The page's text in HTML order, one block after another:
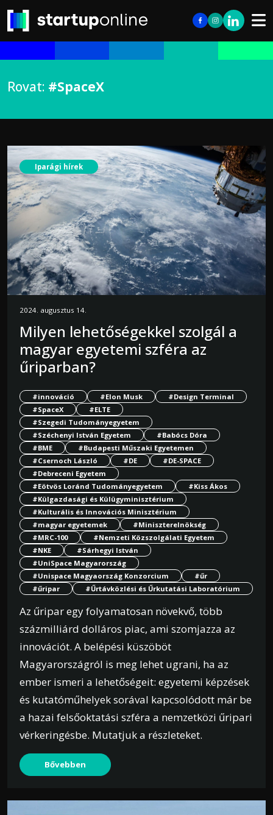
Rovat: #SpaceX
Iparági hírek
2024. augusztus 14.
Milyen lehetőségekkel szolgál a
magyar egyetemi szféra az
űriparban?
#innováció #Elon Musk
#Design Terminal
#SpaceX
#ELTE
#Szegedi Tudományegyetem
#Széchenyi István Egyetem
#Babócs Dóra
#BME
#Budapesti Műszaki Egyetemen
#Csernoch László
#DE
#DE-SPACE
#Debreceni Egyetem
#Eötvös Loránd Tudományegyetem
#Kiss Ákos
#Külgazdasági és Külügyminisztérium
#Kulturális és Innovációs Minisztérium
#magyar egyetemek
#Miniszterelnökség
#MRC-100
#Nemzeti Közszolgálati Egyetem
#NKE
#Sárhegyi István
#UniSpace Magyarország
#Unispace Magyaország Konzorcium
#űr
#űripar
#Űrtávközlési és Űrkutatási Laboratórium
Az űripar egy folyamatosan növekvő, több
százmilliárd dolláros piac, ami szomjazza az
innovációt. A belépési küszöböt
Magyarországról is meg lehet ugrani, ha az
ember ismeri a lehetőségeit: egyetemi képzések
és kutatóműhelyek sorával kapcsolódott már be
a hazai felsőoktatási szféra a nemzetközi űripari
vérkeringésbe. Mutatjuk a részleteket.
Bővebben